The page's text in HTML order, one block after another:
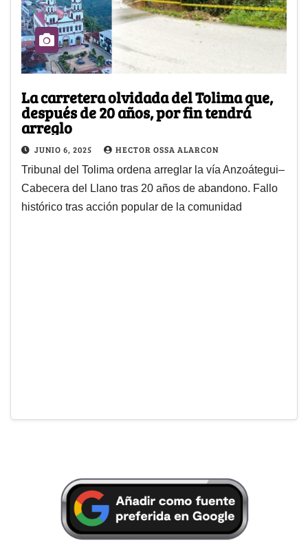
La carretera olvidada del Tolima que,
después de 20 años, por fin tendrá
arreglo
JUNIO 6, 2025 HECTOR OSSA ALARCON
Tribunal del Tolima ordena arreglar la vía Anzoátegui–
Cabecera del Llano tras 20 años de abandono. Fallo
histórico tras acción popular de la comunidad